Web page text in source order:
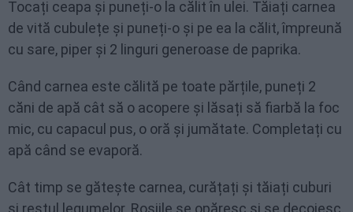
Tocați ceapa și puneți-o la călit în ulei. Tăiați carnea
de vită cubulețe și puneți-o și pe ea la călit, împreună
cu sare, piper și 2 linguri generoase de paprika.
Când carnea este călită pe toate părțile, puneți 2
căni de apă cât să o acopere și lăsați să fiarbă la foc
mic, cu capacul pus, o oră și jumătate. Completați cu
apă când se evaporă.
Cât timp se gătește carnea, curățați și tăiați cuburi
și restul legumelor. Roșiile se opăresc și se decojesc,